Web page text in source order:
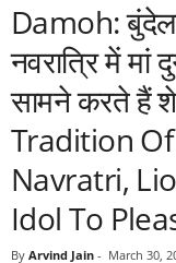
Damoh:
नवरात्रि में मां
सामने करते हैं
Tradition
Navratri,
Idol To
By Arvind Jain - March 30,